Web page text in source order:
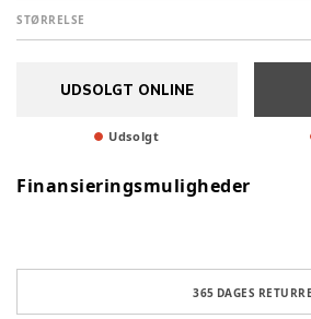
STØRRELSE
UDSOLGT ONLINE
Udsolgt
Finansieringsmuligheder
365 DAGES